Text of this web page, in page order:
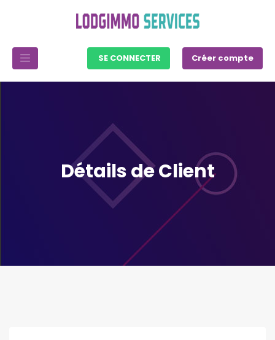
SE CONNECTER Créer compte
Détails de Client